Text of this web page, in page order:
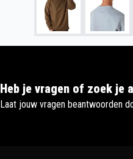
Heb je vragen of zoek je
Laat jouw vragen beantwoorden